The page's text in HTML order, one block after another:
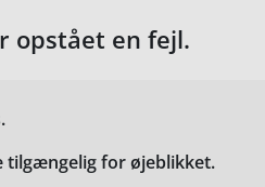
opstået en fejl.
tilgængelig for øjeblikket.